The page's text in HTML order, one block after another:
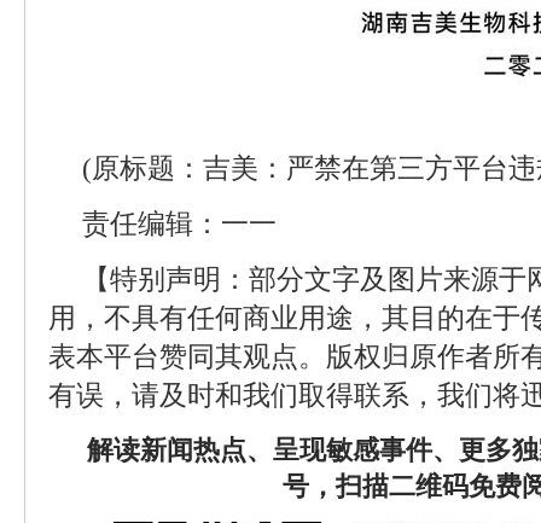
(原标题：吉美：严禁在第三方平台
责任编辑：一一
【特别声明：部分文字及图片来源
用，不具有任何商业用途，其目的在于
表本平台赞同其观点。版权归原作者所
有误，请及时和我们取得联系，我们将
解读新闻热点、呈现敏感事件、更多
号，扫描二维码免费